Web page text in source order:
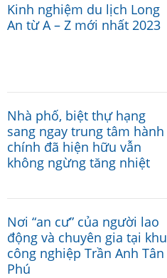
Kinh nghiệm du lịch Long
An từ A – Z mới nhất 2023
Nhà phố, biệt thự hạng
sang ngay trung tâm hành
chính đã hiện hữu vẫn
không ngừng tăng nhiệt
Nơi “an cư” của người lao
động và chuyên gia tại khu
công nghiệp Trần Anh Tân
Phú